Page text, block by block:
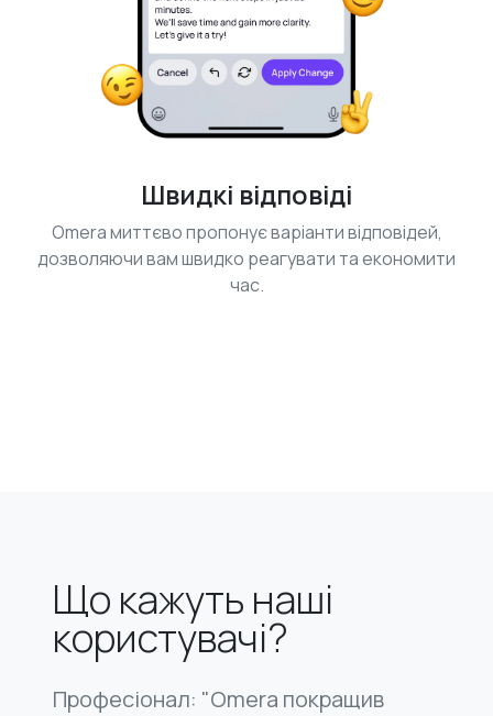
Швидкі відповіді
Omera миттєво пропонує варіанти відповідей,
дозволяючи вам швидко реагувати та економити
час.
Що кажуть наші
користувачі?
Професіонал: "Omera покращив